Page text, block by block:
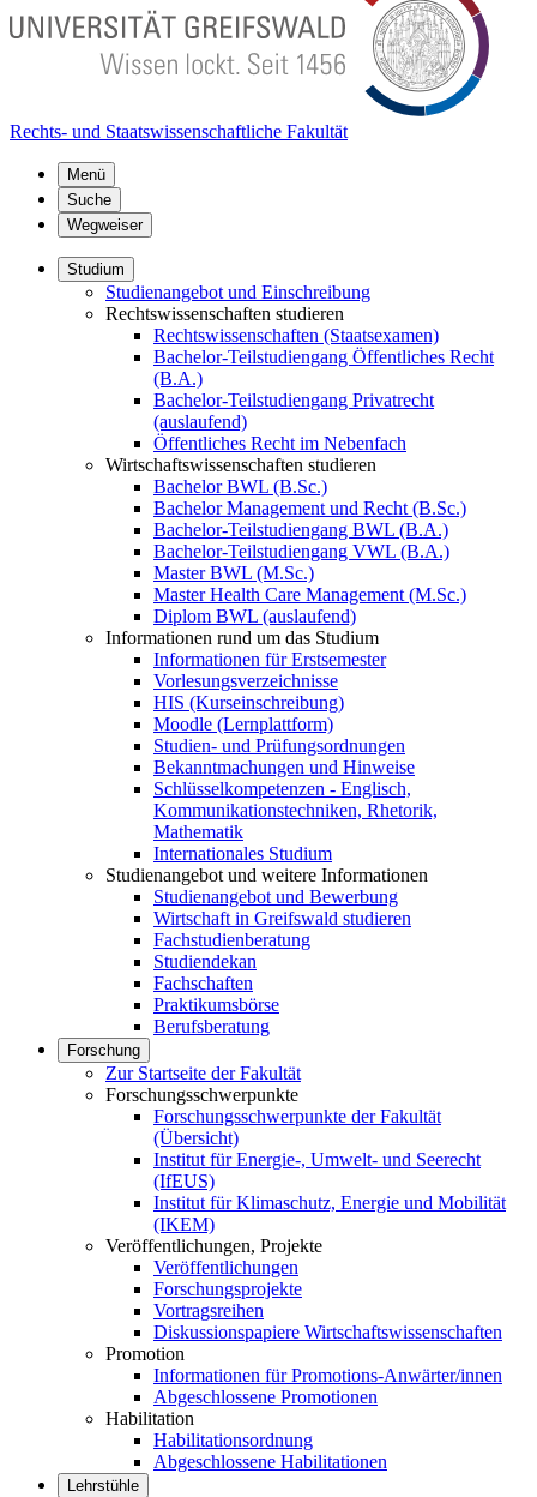
Rechts- und Staatswissenschaftliche Fakultät
Menü
Suche
Wegweiser
Studium
Studienangebot und Einschreibung
Rechtswissenschaften studieren
Rechtswissenschaften (Staatsexamen)
Bachelor-Teilstudiengang Öffentliches Recht
(B.A.)
Bachelor-Teilstudiengang Privatrecht
(auslaufend)
Öffentliches Recht im Nebenfach
Wirtschaftswissenschaften studieren
Bachelor BWL (B.Sc.)
Bachelor Management und Recht (B.Sc.)
Bachelor-Teilstudiengang BWL (B.A.)
Bachelor-Teilstudiengang VWL (B.A.)
Master BWL (M.Sc.)
Master Health Care Management (M.Sc.)
Diplom BWL (auslaufend)
Informationen rund um das Studium
Informationen für Erstsemester
Vorlesungsverzeichnisse
HIS (Kurseinschreibung)
Moodle (Lernplattform)
Studien- und Prüfungsordnungen
Bekanntmachungen und Hinweise
Schlüsselkompetenzen - Englisch,
Kommunikationstechniken, Rhetorik,
Mathematik
Internationales Studium
Studienangebot und weitere Informationen
Studienangebot und Bewerbung
Wirtschaft in Greifswald studieren
Fachstudienberatung
Studiendekan
Fachschaften
Praktikumsbörse
Berufsberatung
Forschung
Zur Startseite der Fakultät
Forschungsschwerpunkte
Forschungsschwerpunkte der Fakultät
(Übersicht)
Institut für Energie-, Umwelt- und Seerecht
(IfEUS)
Institut für Klimaschutz, Energie und Mobilität
(IKEM)
Veröffentlichungen, Projekte
Veröffentlichungen
Forschungsprojekte
Vortragsreihen
Diskussionspapiere Wirtschaftswissenschaften
Promotion
Informationen für Promotions-Anwärter/innen
Abgeschlossene Promotionen
Habilitation
Habilitationsordnung
Abgeschlossene Habilitationen
Lehrstühle